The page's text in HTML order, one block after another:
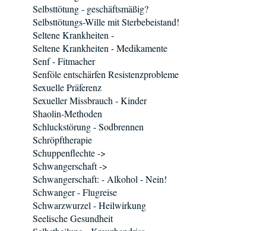
Selbsttötung - geschäftsmäßig?
Selbsttötungs-Wille mit Sterbebeistand!
Seltene Krankheiten -
Seltene Krankheiten - Medikamente
Senf - Fitmacher
Senföle entschärfen Resistenzprobleme
Sexuelle Präferenz
Sexueller Missbrauch - Kinder
Shaolin-Methoden
Schluckstörung - Sodbrennen
Schröpftherapie
Schuppenflechte ->
Schwangerschaft ->
Schwangerschaft: - Alkohol - Nein!
Schwanger - Flugreise
Schwarzwurzel - Heilwirkung
Seelische Gesundheit